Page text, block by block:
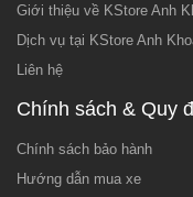
Giới thiệu về KStore Anh
Dịch vụ tại KStore Anh
Liên hệ
Chính sách & Quy
Chính sách bảo hành
Hướng dẫn mua xe